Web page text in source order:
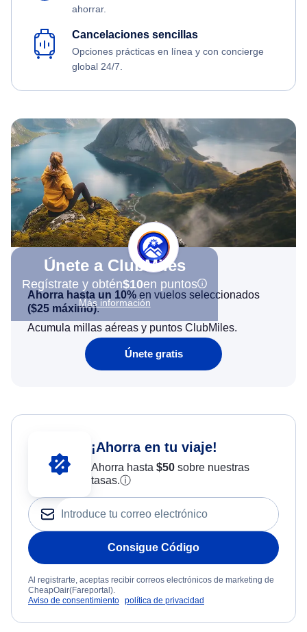
ahorrar.
Cancelaciones sencillas
Opciones prácticas en línea y con concierge
global 24/7.
Únete a ClubMiles
Regístrate y obtén$10en puntos
Más información
Ahorra hasta un 10% en vuelos seleccionados
($25 máximo).
Acumula millas aéreas y puntos ClubMiles.
Únete gratis
¡Ahorra en tu viaje!
Ahorra hasta $50sobre nuestras
tasas.ⓘ
Consigue Código
Al registrarte, aceptas recibir correos electrónicos de marketing de
CheapOair(Fareportal).
Aviso de consentimiento política de privacidad